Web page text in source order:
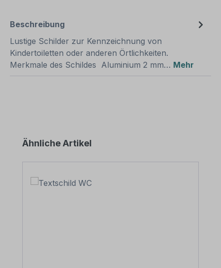
Beschreibung
Lustige Schilder zur Kennzeichnung von
Kindertoiletten oder anderen Örtlichkeiten.
Merkmale des Schildes Aluminium 2 mm… Mehr
Produktgalerie überspringen
Ähnliche Artikel